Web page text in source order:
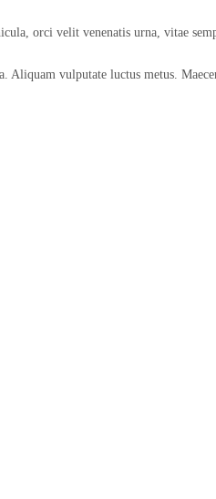
orci velit venenatis urna, vitae
Aliquam vulputate luctus metus.